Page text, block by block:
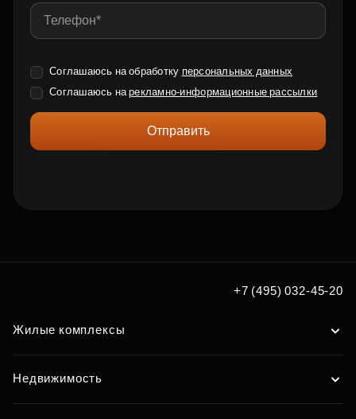
Соглашаюсь на обработку персональных данных
Соглашаюсь нарекламно-информационные рассылки
Отправить
+7 (495) 032-45-20
Жилые комплексы
Недвижимость